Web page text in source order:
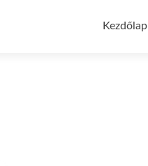
to
Kezdőlap